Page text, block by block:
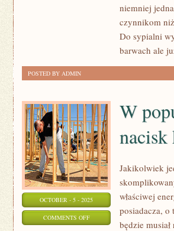
niemniej
czynnikom
Do sypialni
barwach ale
POSTED BY ADMIN
OCTOBER - 5 - 2025
COMMENTS OFFON
W
nacisk
Jakikolwiek
właściwej
posiadacza,
będzie